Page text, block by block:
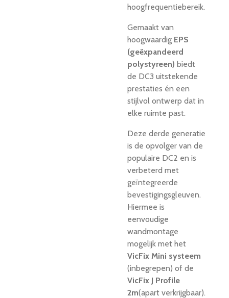
hoogfrequentiebereik.
Gemaakt van
hoogwaardig EPS
(geëxpandeerd
polystyreen) biedt
de DC3 uitstekende
prestaties én een
stijlvol ontwerp dat in
elke ruimte past.
Deze derde generatie
is de opvolger van de
populaire DC2 en is
verbeterd met
geïntegreerde
bevestigingsgleuven.
Hiermee is
eenvoudige
wandmontage
mogelijk met het
VicFix Mini systeem
(inbegrepen) of de
VicFix J Profile
2m(apart verkrijgbaar).